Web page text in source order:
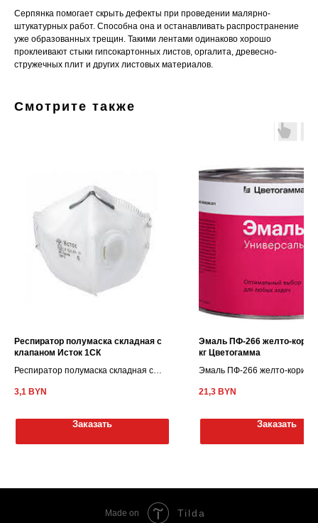
Серпянка помогает скрыть дефекты при проведении малярно-
штукатурных работ. Способна она и останавливать распространение
уже образованных трещин. Такими лентами одинаково хорошо
проклеивают стыки гипсокартонных листов, оргалита, древесно-
стружечных плит и других листовых материалов.
Смотрите также
Респиратор полумаска складная с
клапаном Исток 1СК
Респиратор полумаска складная с
3,1 BYN
Заказать
Эмаль ПФ-266 желто-
кг Цветогамма
Эмаль ПФ-266 желто-
21,3 BYN
Заказать
Made on Tilda